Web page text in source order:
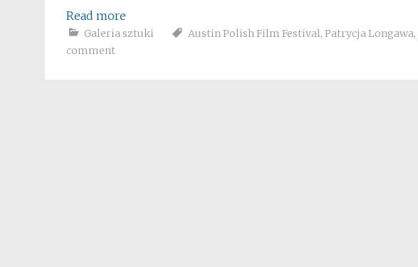
Read more
Galeria sztuki Austin Polish Film Festival, Patrycja Longawa,
comment